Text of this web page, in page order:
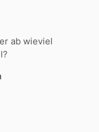
ab wieviel